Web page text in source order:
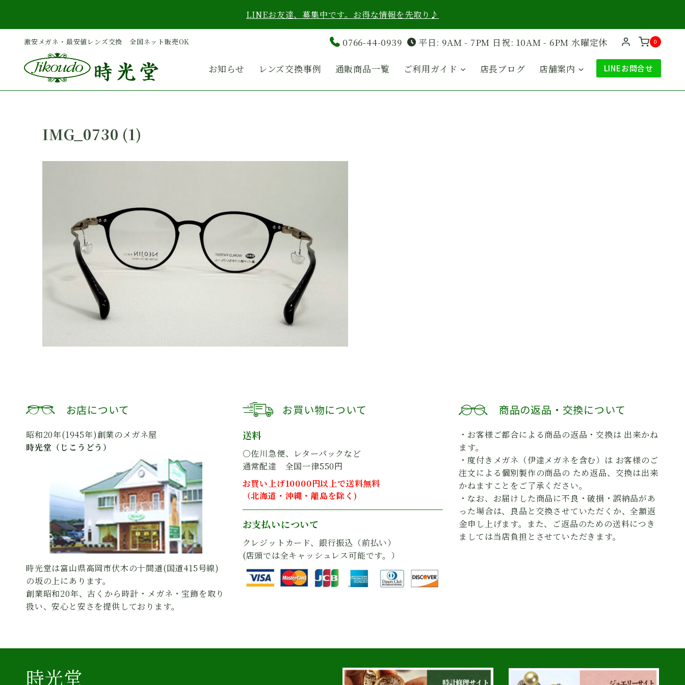
を
LINEお友達、募集中です。お得な情報を先取り♪
激安メガネ・最安値レンズ交換 全国ネット販売OK 0766-44-0939 平日: 9AM - 7PM 日祝: 10AM - 6PM 水曜定休 0
お知らせ レンズ交換事例 通販商品一覧 ご利用ガイド 店長ブログ 店舗案内 LINEお問合せ
IMG_0730 (1)
お店について
昭和20年(1945年)創業のメガネ屋
時光堂（じこうどう）
時光堂は富山県高岡市伏木の十間道(国道415号線)
の坂の上にあります。
創業昭和20年、古くから時計・メガネ・宝飾を取り
扱い、安心と安さを提供しております。
お買い物について
送料
○佐川急便、レターパックなど
通常配達 全国一律550円
お買い上げ10000円以上で送料無料
（北海道・沖縄・離島を除く)
お支払いについて
クレジットカード、銀行振込（前払い）
(店頭では全キャッシュレス可能です。）
商品の返品・交換について
・お客様ご都合による商品の返品・交換は 出来かね
ます。
・度付きメガネ（伊達メガネを含む）は お客様のご
注文による個別製作の商品の ため返品、交換は出来
かねますことをご了承ください。
・なお、お届けした商品に不良・破損・誤納品があ
った場合は、良品と交換させていただくか、全額返
金申し上げます。また、ご返品のための送料につき
ましては当店負担とさせていただきます。
時光堂